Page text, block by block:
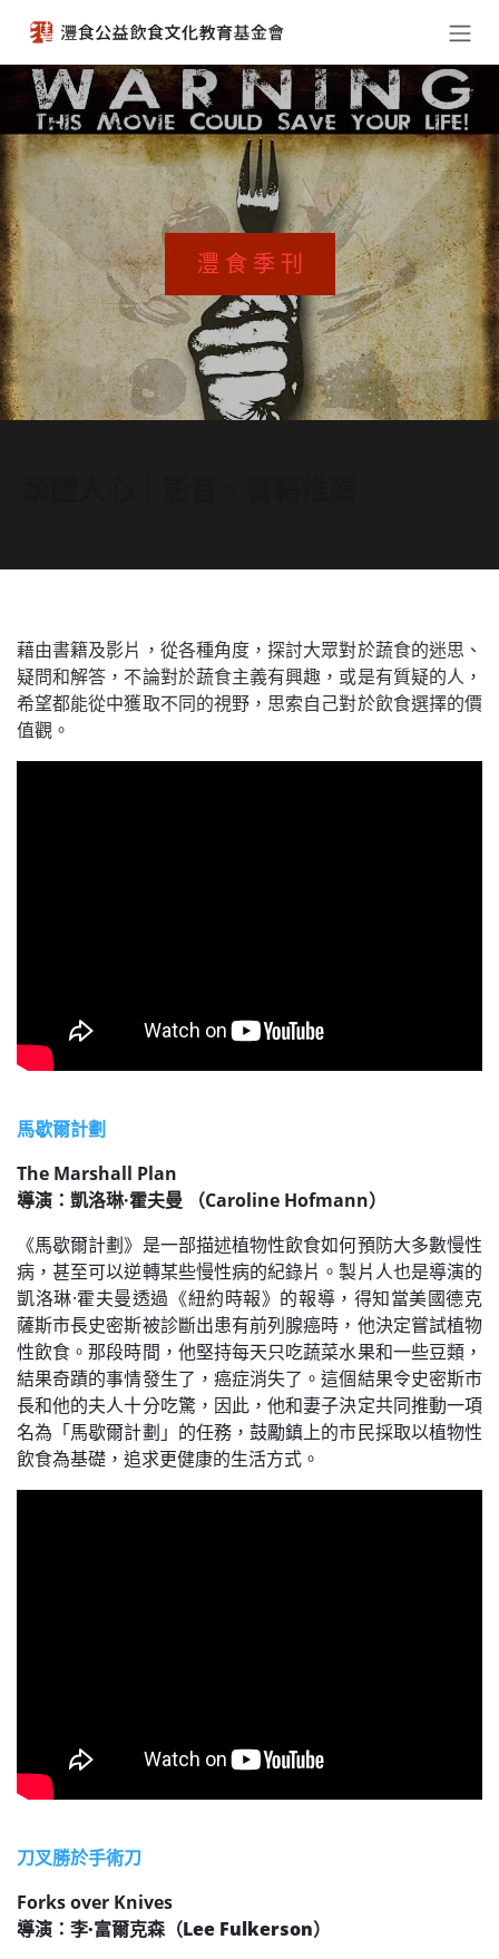
灃 食 季 刊
藉由書籍及影片，從各種角度，探討大眾對於蔬食的迷思、
疑問和解答，不論對於蔬食主義有興趣，或是有質疑的人，
希望都能從中獲取不同的視野，思索自己對於飲食選擇的價
值觀。
馬歇爾計劃
The Marshall Plan
導演：凱洛琳·霍夫曼 （Caroline Hofmann）
《馬歇爾計劃》是一部描述植物性飲食如何預防大多數慢性
病，甚至可以逆轉某些慢性病的紀錄片。製片人也是導演的
凱洛琳·霍夫曼透過《紐約時報》的報導，得知當美國德克
薩斯市長史密斯被診斷出患有前列腺癌時，他決定嘗試植物
性飲食。那段時間，他堅持每天只吃蔬菜水果和一些豆類，
結果奇蹟的事情發生了，癌症消失了。這個結果令史密斯市
長和他的夫人十分吃驚，因此，他和妻子決定共同推動一項
名為「馬歇爾計劃」的任務，鼓勵鎮上的市民採取以植物性
飲食為基礎，追求更健康的生活方式。
刀叉勝於手術刀
Forks over Knives
導演：李·富爾克森（Lee Fulkerson）